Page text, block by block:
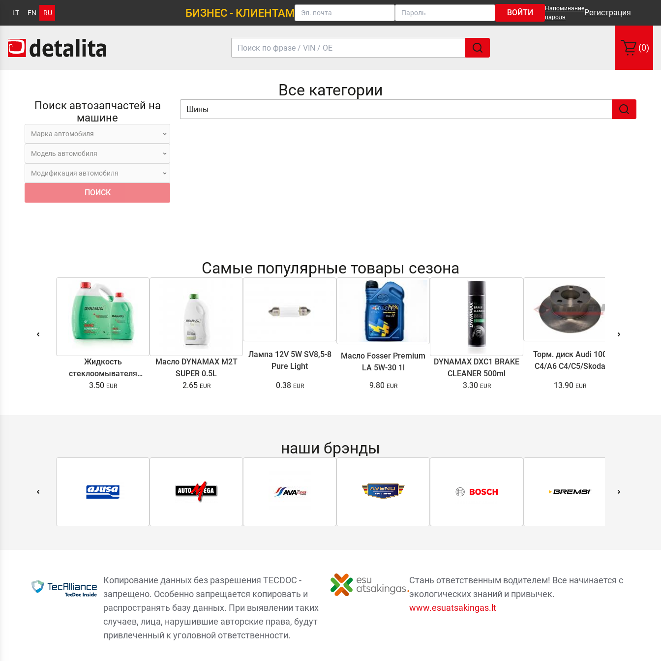
LT EN RU БИЗНЕС - КЛИЕНТАМ ВОЙТИ
Напоминание
пароля
Регистрация
(0)
Все категории
Поиск автозапчастей на
машине
ПОИСК
Самые популярные товары сезона
Жидкость
стеклоомывателя
DYNAMAX SCREENWASH
3.50
Масло DYNAMAX M2T
SUPER 0.5L
2.65
Лампа 12V 5W SV8,5-8
Pure Light
0.38
Масло Fosser Premium
LA 5W-30 1l
9.80
DYNAMAX DXC1 BRAKE
CLEANER 500ml
3.30
Торм. диск Audi 100
C4/A6 C4/C5/Skoda
B5/B5.5 1.6-3.7 90-08
13.90
наши брэнды
Копирование данных без разрешения TECDOC -
запрещено. Особенно запрещается копировать и
распространять базу данных. При выявлении таких
случаев, лица, нарушившие авторские права, будут
привлеченный к уголовной ответственности.
Стань ответственным водителем! Все начинается с
экологических знаний и привычек.
www.esuatsakingas.lt